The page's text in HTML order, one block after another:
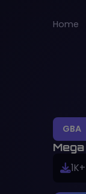
Home
GBA